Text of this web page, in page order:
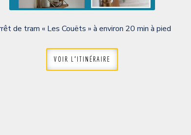
de tram « Les Couëts » à environ 20 min à pied
VOIR L'ITINÉRAIRE